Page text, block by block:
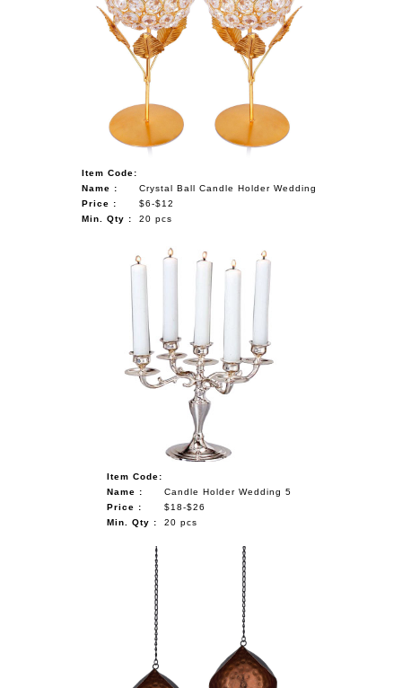
Item Code:
Name :
Crystal Ball Candle Holder Wedding
Price :
$6-$12
Min. Qty :
20 pcs
Item Code:
Name :
Candle Holder Wedding 5
Price :
$18-$26
Min. Qty :
20 pcs